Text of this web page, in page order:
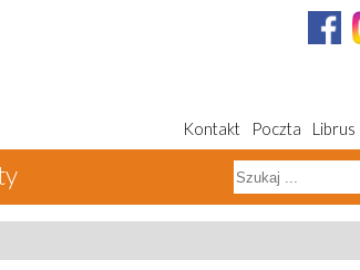
Kontakt Poczta Librus